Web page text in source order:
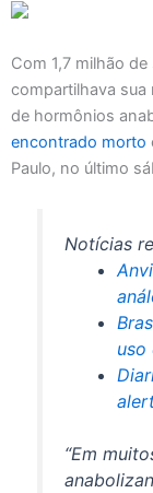
Com 1,7 milhão
compartilhava sua
de hormônios
encontrado morto
Paulo, no último
Notícias
uso
“Em